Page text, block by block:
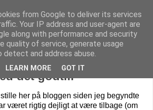
Vestegnen
det godt...
her på bloggen siden jeg begyndte
været rigtig dejligt at være tilbage (om
from Google to deliver its services
Your IP address and user-agent are
along with performance and security
quality of service, generate usage
and address abuse.
LEARN MORE GOT IT